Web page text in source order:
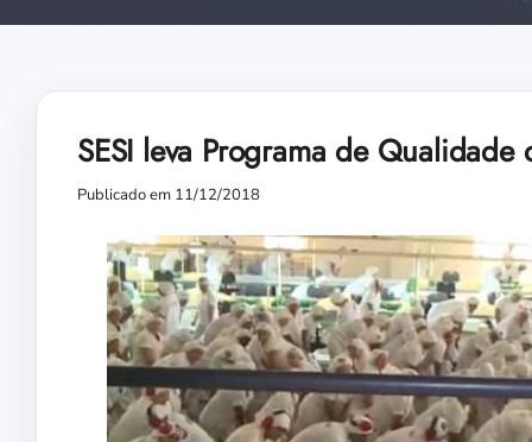
SESI leva Programa de
Publicado em 11/12/2018